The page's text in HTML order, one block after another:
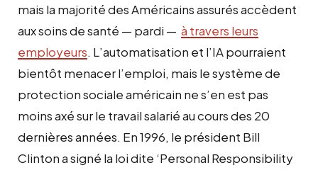
mais la majorité des Américains assurés accèdent
aux soins de santé — pardi — à travers leurs
employeurs. L’automatisation et l’IA pourraient
bientôt menacer l’emploi, mais le système de
protection sociale américain ne s’en est pas
moins axé sur le travail salarié au cours des 20
dernières années. En 1996, le président Bill
Clinton a signé la loi dite ‘Personal Responsibility